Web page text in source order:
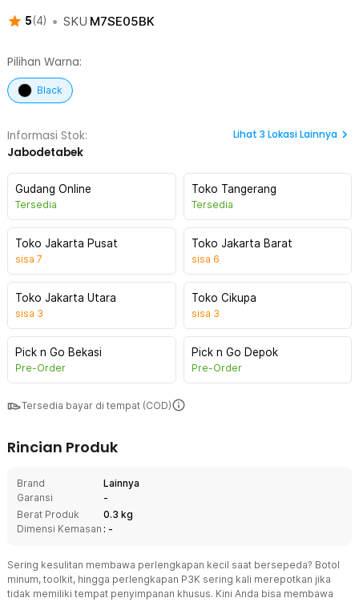
5(4) • SKU M7SE05BK
Pilihan Warna:
Black
Informasi Stok:
Jabodetabek
Lihat 3 Lokasi Lainnya
Gudang Online
Tersedia
Toko Tangerang
Tersedia
Toko Jakarta Pusat
sisa 7
Toko Jakarta Barat
sisa 6
Toko Jakarta Utara
sisa 3
Toko Cikupa
sisa 3
Pick n Go Bekasi
Pre-Order
Pick n Go Depok
Pre-Order
Tersedia bayar di tempat (COD)
Rincian Produk
Brand
Lainnya
Garansi
-
Berat Produk
0.3 kg
Dimensi Kemasan : -
Sering kesulitan membawa perlengkapan kecil saat bersepeda? Botol
minum, toolkit, hingga perlengkapan P3K sering kali merepotkan jika
tidak memiliki tempat penyimpanan khusus. Kini Anda bisa membawa